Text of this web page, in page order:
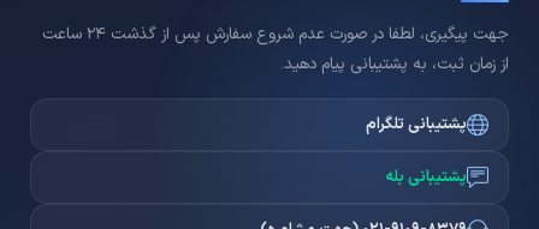
جهت پیگیری، لطفا در صورت عدم شروع سفارش پس از گذشت 24 ساعت
از زمان ثبت، به پشتیبانی پیام دهید.
پشتیبانی تلگرام
پشتیبانی بله